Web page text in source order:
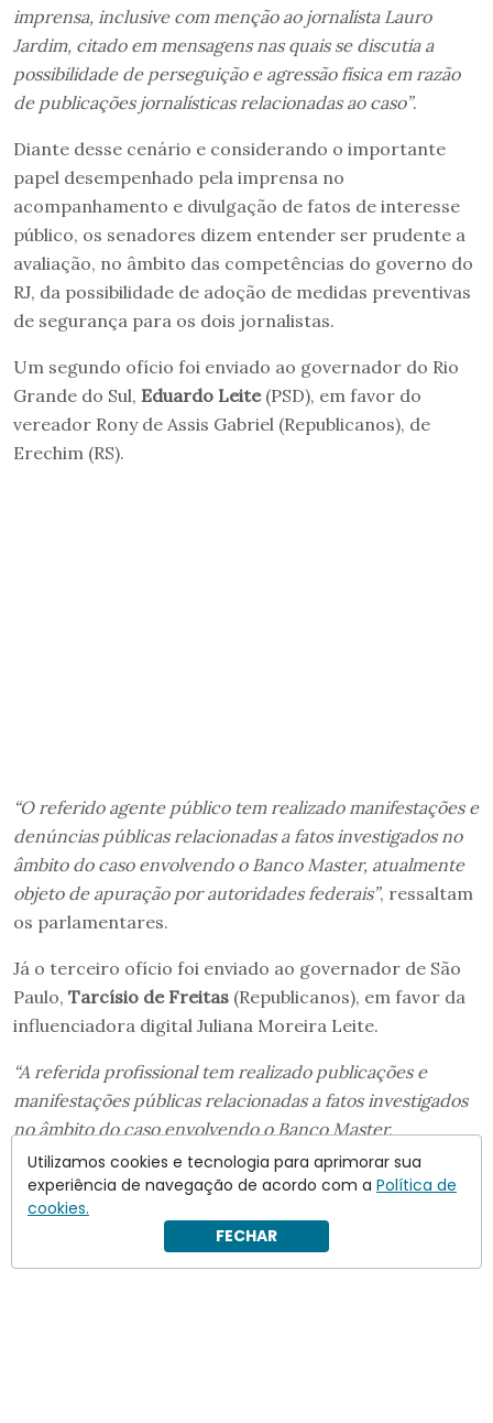
imprensa, inclusive com menção ao jornalista Lauro
Jardim, citado em mensagens nas quais se discutia a
possibilidade de perseguição e agressão física em razão
de publicações jornalísticas relacionadas ao caso”.
Diante desse cenário e considerando o importante
papel desempenhado pela imprensa no
acompanhamento e divulgação de fatos de interesse
público, os senadores dizem entender ser prudente a
avaliação, no âmbito das competências do governo do
RJ, da possibilidade de adoção de medidas preventivas
de segurança para os dois jornalistas.
Um segundo ofício foi enviado ao governador do Rio
Grande do Sul, Eduardo Leite(PSD), em favor do
vereador Rony de Assis Gabriel (Republicanos), de
Erechim (RS).
“O referido agente público tem realizado manifestações e
denúncias públicas relacionadas a fatos investigados no
âmbito do caso envolvendo o Banco Master, atualmente
objeto de apuração por autoridades federais”, ressaltam
os parlamentares.
Já o terceiro ofício foi enviado ao governador de São
Paulo, Tarcísio de Freitas (Republicanos), em favor da
influenciadora digital Juliana Moreira Leite.
“A referida profissional tem realizado publicações e
manifestações públicas relacionadas a fatos investigados
no âmbito do caso envolvendo o Banco Master,
atualmente objeto de apuração por autoridades
federais”, diz o documento.
Utilizamos cookies e tecnologia para aprimorar sua
experiência de navegação de acordo com a Política de
cookies.
FECHAR